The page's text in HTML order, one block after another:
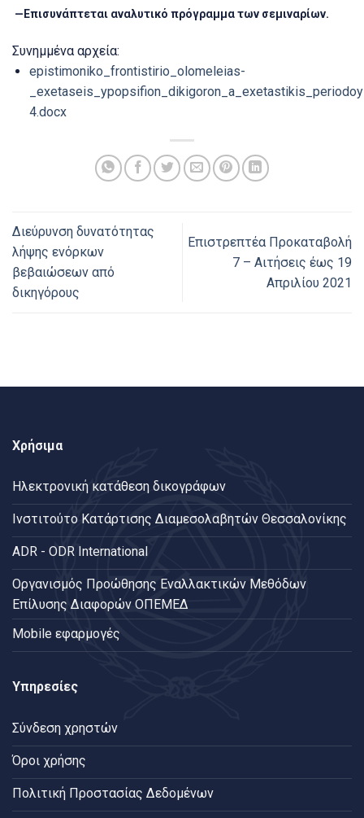
—Επισυνάπτεται αναλυτικό πρόγραμμα των σεμιναρίων.
Συνημμένα αρχεία:
epistimoniko_frontistirio_olomeleias-
4.docx
Διεύρυνση δυνατότητας
λήψης ενόρκων
βεβαιώσεων από
δικηγόρους
Επιστρεπτέα Προκαταβολή
7 – Αιτήσεις έως 19
Απριλίου 2021
Χρήσιμα
Ηλεκτρονική κατάθεση δικογράφων
Ινστιτούτο Κατάρτισης Διαμεσολαβητών Θεσσαλονίκης
ADR - ODR International
Oργανισμός Προώθησης Εναλλακτικών Μεθόδων
Επίλυσης Διαφορών ΟΠΕΜΕΔ
Mobile εφαρμογές
Υπηρεσίες
Σύνδεση χρηστών
Όροι χρήσης
Πολιτική Προστασίας Δεδομένων